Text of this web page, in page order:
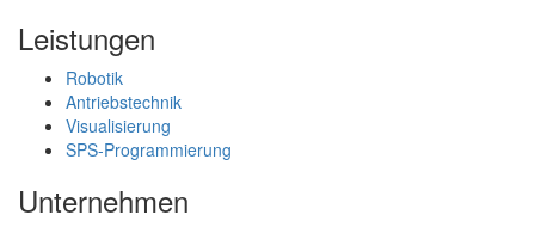
Leistungen
Robotik
Antriebstechnik
Visualisierung
SPS-Programmierung
Unternehmen